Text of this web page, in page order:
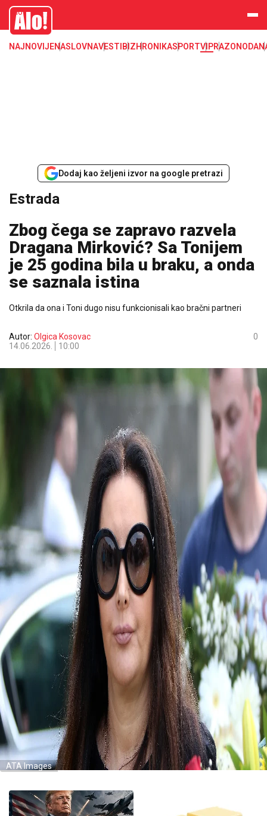
Estrada, poznati, VIP
Alo
NAJNOVIJENASLOVNAVESTI BIZHRONIKASPORTVIPRAZONODA
Dodaj kao željeni izvor na google pretrazi
Estrada
Zbog čega se zapravo razvela
Dragana Mirković? Sa Tonijem
je 25 godina bila u braku, a onda
se saznala istina
Otkrila da ona i Toni dugo nisu funkcionisali kao bračni partneri
Autor: Olgica Kosovac
14.06.2026.
10:00
0
ATA Images